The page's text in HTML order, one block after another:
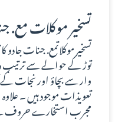
تسخیر موکلات مع.
تسخیر موکلاتمع. جنات
توڑ کے حوالے سے
وار سے بچاؤ اور نجات
تعویذات موجود ہیں ۔
مجرب استخارے